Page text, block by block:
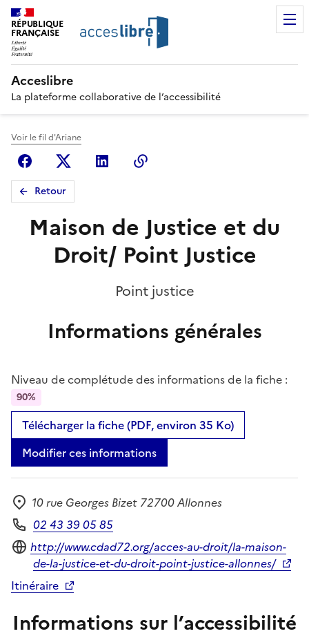
RÉPUBLIQUE
FRANÇAISE
Acceslibre
La plateforme collaborative de l’accessibilité
Voir le fil d'Ariane
FacebookX (anciennement Twitter)
Linkedin
Retour
Maison de Justice et du
Droit/ Point Justice
Point justice
Informations générales
Niveau de complétude des informations de la fiche :
90%
Télécharger la fiche (PDF, environ 35 Ko)
Modifier ces informations
Adresse
10 rue Georges Bizet 72700 Allonnes
Téléphone
02 43 39 05 85
Site internet
http://www.cdad72.org/acces-au-droit/la-maison-
de-la-justice-et-du-droit-point-justice-allonnes/
Itinéraire
Informations sur l’accessibilité